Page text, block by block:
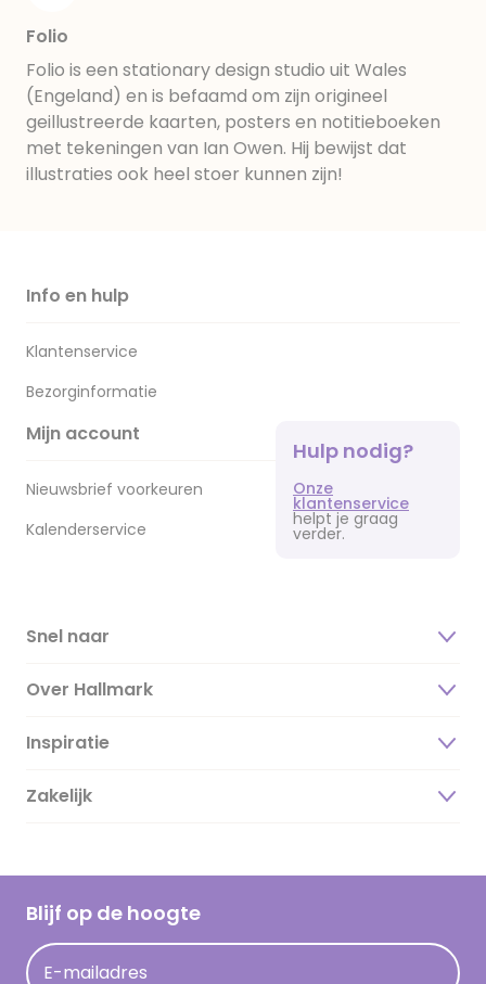
Folio
Folio is een stationary design studio uit Wales
(Engeland) en is befaamd om zijn origineel
geillustreerde kaarten, posters en notitieboeken
met tekeningen van Ian Owen. Hij bewijst dat
illustraties ook heel stoer kunnen zijn!
Info en hulp
Klantenservice
Bezorginformatie
Mijn account
Nieuwsbrief voorkeuren
Kalenderservice
Hulp nodig?
Onze
klantenservice
helpt je graag
verder.
Snel naar
Over Hallmark
Over ons
Duurzaamheid
Hallmark Kaartclub
Acties
Inspiratie
Magazine
Cadeau inspiratie
Kaartinspiratie
Zakelijk
Blijf op de hoogte
E-mailadres